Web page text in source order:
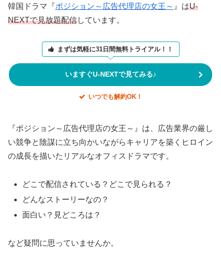
韓国ドラマ『ポジション～広告代理店の女王～ 』はU-
NEXTで見放題配信しています。
まずは気軽に31日間無料トライアル！！
いますぐU-NEXTで見てみる♪
いつでも解約OK！
『ポジション～広告代理店の女王～』は、広告業界の厳し
い競争と陰謀に立ち向かいながらキャリアを築くヒロイン
の成長を描いたリアルなオフィスドラマです。
どこで配信されている？どこで見られる？
どんなストーリーなの？
面白い？見どころは？
など疑問に思っていませんか。